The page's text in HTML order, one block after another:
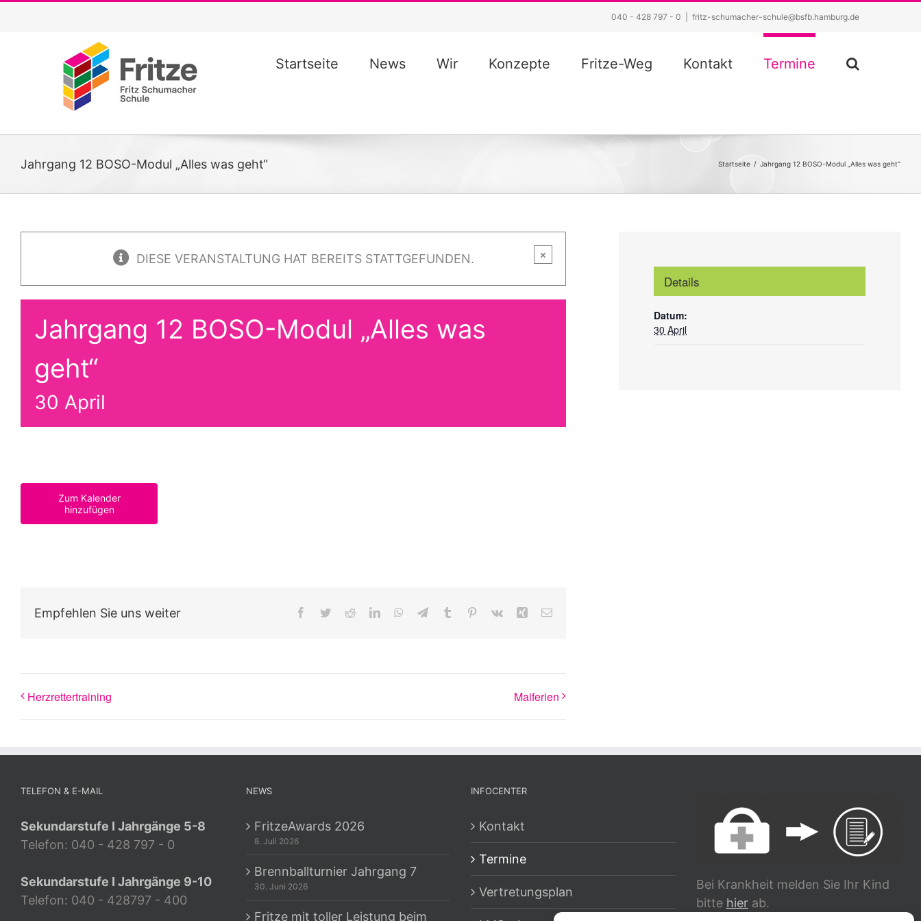
040 - 428 797 - 0 fritz-schumacher-schule@bsfb.hamburg.de
Startseite News Wir Konzepte Fritze-Weg Kontakt Termine
Jahrgang 12 BOSO-Modul „Alles was geht“ Startseite / Jahrgang 12 BOSO-Modul „Alles was geht“
DIESE VERANSTALTUNG HAT BEREITS STATTGEFUNDEN. ×
Jahrgang 12 BOSO-Modul „Alles was
geht“
30 April
Zum Kalender
hinzufügen
Empfehlen Sie uns weiter Facebook
TwitterRedditLinkedInWhatsApp
TelegramTumblr Pinterest
Vk Xing E-
Herzrettertraining Maiferien
Details
Datum:
30 April
TELEFON & E-MAIL
Sekundarstufe I Jahrgänge 5-8
Telefon: 040 - 428 797 - 0
Sekundarstufe I Jahrgänge 9-10
Telefon: 040 - 428797 - 400
NEWS
FritzeAwards 2026
8. Juli 2026
Brennballturnier Jahrgang 7
30. Juni 2026
Fritze mit toller Leistung beim
INFOCENTER
Kontakt
Termine
Vertretungsplan
Bei Krankheit melden Sie Ihr Kind
bitte hierab.